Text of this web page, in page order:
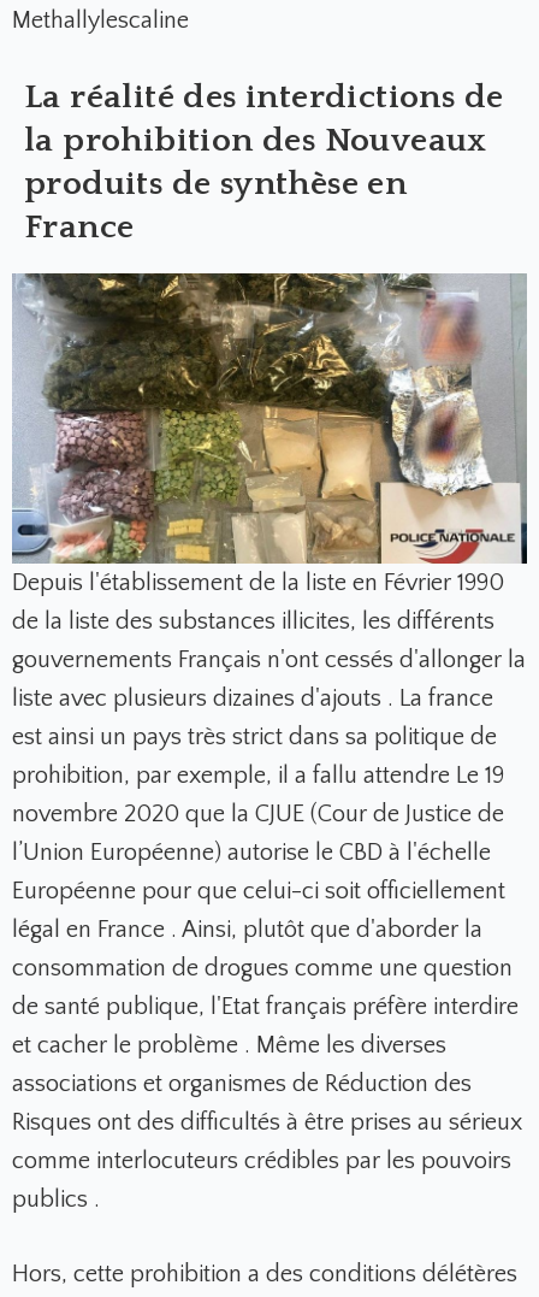
Methallylescaline
La réalité des interdictions de
la prohibition des Nouveaux
produits de synthèse en
France
Depuis l'établissement de la liste en Février 1990
de la liste des substances illicites, les différents
gouvernements Français n'ont cessés d'allonger la
liste avec plusieurs dizaines d'ajouts . La france
est ainsi un pays très strict dans sa politique de
prohibition, par exemple, il a fallu attendre Le 19
novembre 2020 que la CJUE (Cour de Justice de
l’Union Européenne) autorise le CBD à l'échelle
Européenne pour que celui-ci soit officiellement
légal en France . Ainsi, plutôt que d'aborder la
consommation de drogues comme une question
de santé publique, l'Etat français préfère interdire
et cacher le problème . Même les diverses
associations et organismes de Réduction des
Risques ont des difficultés à être prises au sérieux
comme interlocuteurs crédibles par les pouvoirs
publics .
Hors, cette prohibition a des conditions délétères